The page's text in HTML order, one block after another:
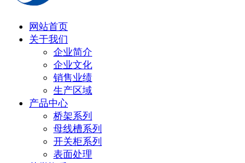
网站首页
关于我们
企业简介
企业文化
销售业绩
生产区域
产品中心
桥架系列
母线槽系列
开关柜系列
表面处理